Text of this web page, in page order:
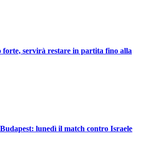
servirà restare in partita fino alla
lunedì il match contro Israele